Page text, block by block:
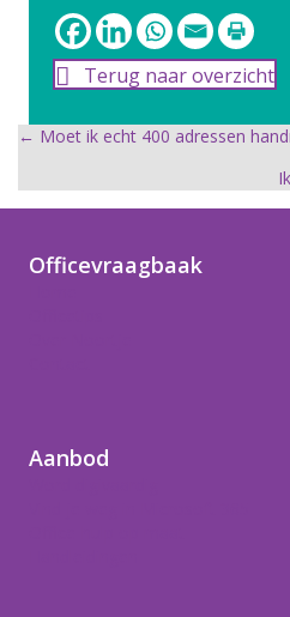
Terug naar overzicht
Posts
navigation
← Moet ik echt 400 adressen
Officevraagbaak
Aanbod